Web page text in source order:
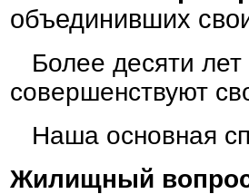
объединивших
Более десяти
совершенствуют
Наша основная
Жилищный